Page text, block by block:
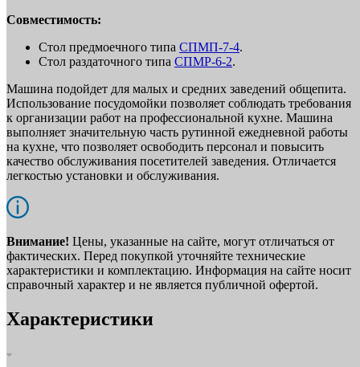
Совместимость:
Стол предмоечного типа СПМП-7-4.
Стол раздаточного типа СПМР-6-2.
Машина подойдет для малых и средних заведений общепита.
Использование посудомойки позволяет соблюдать требования
к организации работ на профессиональной кухне. Машина
выполняет значительную часть рутинной ежедневной работы
на кухне, что позволяет освободить персонал и повысить
качество обслуживания посетителей заведения. Отличается
легкостью установки и обслуживания.
Внимание! Цены, указанные на сайте, могут отличаться от
фактических. Перед покупкой уточняйте технические
характеристики и комплектацию. Информация на сайте носит
справочный характер и не является публичной офертой.
Характеристики